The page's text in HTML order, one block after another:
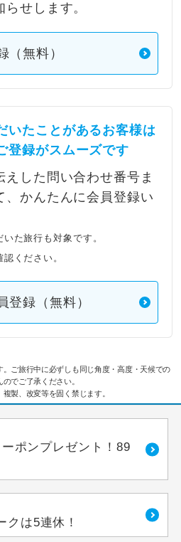
せします。
（無料）
いたことがあるお客様は
登録がスムーズです
えした問い合わせ番号ま
、かんたんに会員登録い
た旅行も対象です。
ください。
登録（無料）
ご旅行中に必ずしも同じ角度・高度・天候での
でご了承ください。
製、改変等を固く禁じます。
ポンプレゼント！89
クは5連休！